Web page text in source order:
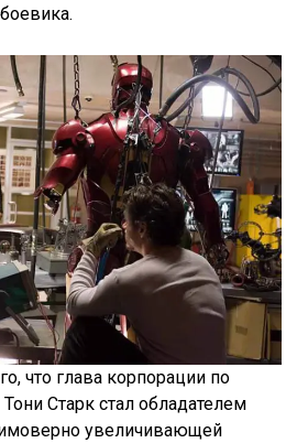
что глава корпорации по
Старк стал обладателем
увеличивающей